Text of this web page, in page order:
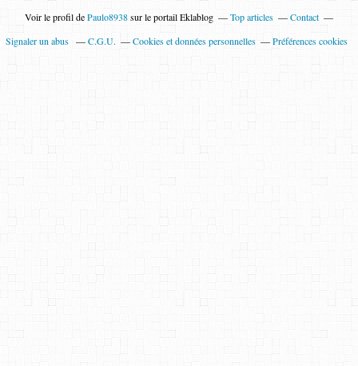
Voir le profil dePaulo8938sur le portail Eklablog Top articles
Contact
Signaler un abus
C.G.U. Cookies et données personnelles Préférences cookies